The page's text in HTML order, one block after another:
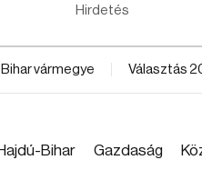
Hirdetés
vármegye Választás
Bihar Gazdaság